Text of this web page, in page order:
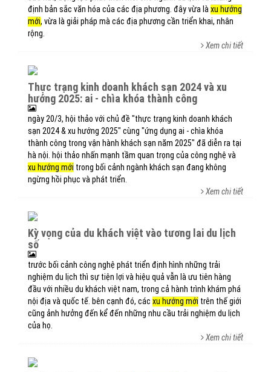
định bản sắc văn hóa của các địa phương. đây vừa là xu hướng
mới, vừa là giải pháp mà các địa phương cần triển khai, nhân
rộng.
Xem chi tiết
thực trạng kinh doanh khách sạn 2024 và xu
hướng 2025: ai - chìa khóa thành công
ngày 20/3, hội thảo với chủ đề "thực trạng kinh doanh khách
sạn 2024 & xu hướng 2025" cùng "ứng dụng ai - chìa khóa
thành công trong vận hành khách sạn năm 2025" đã diễn ra tại
hà nội. hội thảo nhấn mạnh tầm quan trọng của công nghệ và
xu hướng mới trong bối cảnh ngành khách sạn đang không
ngừng hồi phục và phát triển.
Xem chi tiết
kỳ vọng của du khách việt vào tương lai du lịch
số
trước bối cảnh công nghệ phát triển định hình những trải
nghiệm du lịch thì sự tiện lợi và hiệu quả vẫn là ưu tiên hàng
đầu với nhiều du khách việt nam, trong cả hành trình khám phá
nội địa và quốc tế. bên cạnh đó, các xu hướng mới trên thế giới
cũng ảnh hưởng đến kể đến những nhu cầu trải nghiệm du lịch
của họ.
Xem chi tiết